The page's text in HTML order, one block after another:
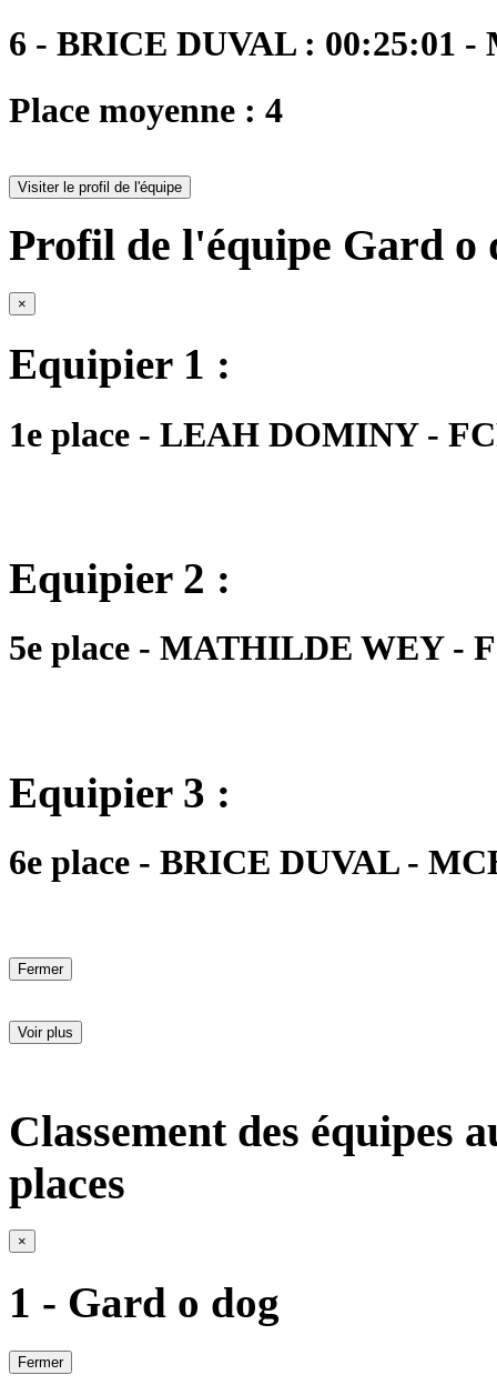
6 - BRICE DUVAL : 00:25:01 -
Place moyenne : 4
Visiter le profil de l'équipe
Profil de l'équipe Gard o
×
Equipier 1 :
1e place - LEAH DOMINY -
Equipier 2 :
5e place - MATHILDE WEY -
Equipier 3 :
6e place - BRICE DUVAL -
Fermer
Voir plus
Classement des équipes
places
×
1 - Gard o dog
Fermer